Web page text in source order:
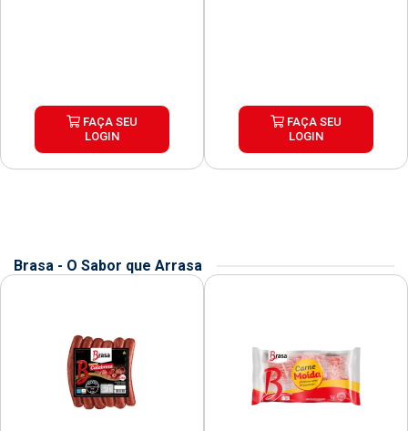
FAÇA SEU
LOGIN
FAÇA SEU
LOGIN
Brasa - O Sabor que Arrasa